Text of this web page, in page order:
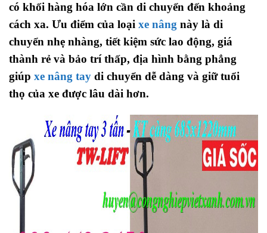
có khối hàng hóa lớn cần di chuyển đến khoảng
cách xa. Ưu điểm của loại xe nâng này là di
chuyển nhẹ nhàng, tiết kiệm sức lao động, giá
thành rẻ và bảo trí thấp, địa hình bằng phẳng
giúp xe nâng tay di chuyển dễ dàng và giữ tuổi
thọ của xe được lâu dài hơn.